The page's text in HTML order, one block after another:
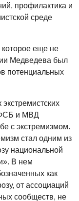
профилактика и
среде
которое еще не
Медведева был
потенциальных
ФСБ и МВД
с экстремизмом.
стал одним из
национальной
В нем
как
от ассоциаций
сообществ, не